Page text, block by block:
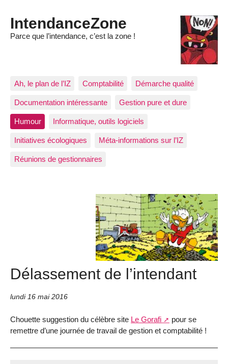
IntendanceZone
Parce que l’intendance, c’est la zone !
Ah, le plan de l’IZ Comptabilité Démarche qualité
Documentation intéressante Gestion pure et dure
Humour Informatique, outils logiciels
Initiatives écologiques Méta-informations sur l’IZ
Réunions de gestionnaires
Délassement de l’intendant
lundi 16 mai 2016
Chouette suggestion du célèbre site Le Gorafi
pour se
remettre d’une journée de travail de gestion et comptabilité !